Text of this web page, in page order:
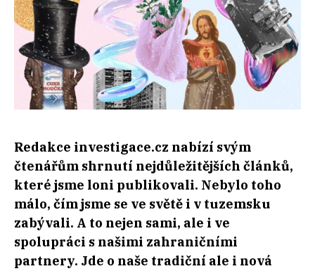
Redakce investigace.cz nabízí svým
čtenářům shrnutí nejdůležitějších článků,
které jsme loni publikovali. Nebylo toho
málo, čím jsme se ve světě i v tuzemsku
zabývali. A to nejen sami, ale i ve
spolupráci s našimi zahraničními
partnery. Jde o naše tradiční ale i nová